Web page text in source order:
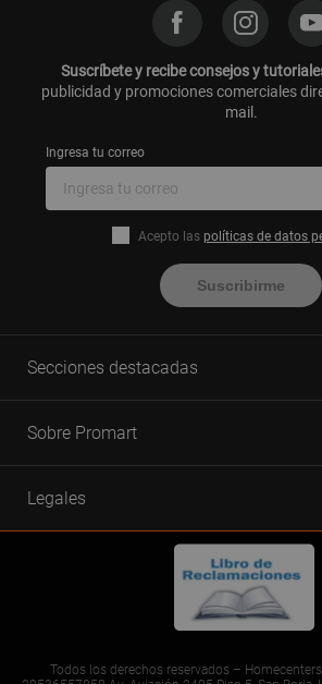
Suscríbete y recibe consejos y
publicidad y promociones comerciales
mail.
Ingresa tu correo
Acepto las políticas de datos
Suscribirme
Secciones destacadas
Sobre Promart
Legales
Todos los derechos reservados –